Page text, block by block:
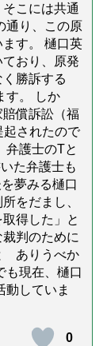
こには共通
通り、この原
す。 樋口英
おり、原発
勝訴する
す。 しか
償訴訟（福
起されたので
護士のTと
た弁護士も
夢みる樋口
をだまし、
得した」と
判のために
ありうべか
も現在、樋口
動していま
0